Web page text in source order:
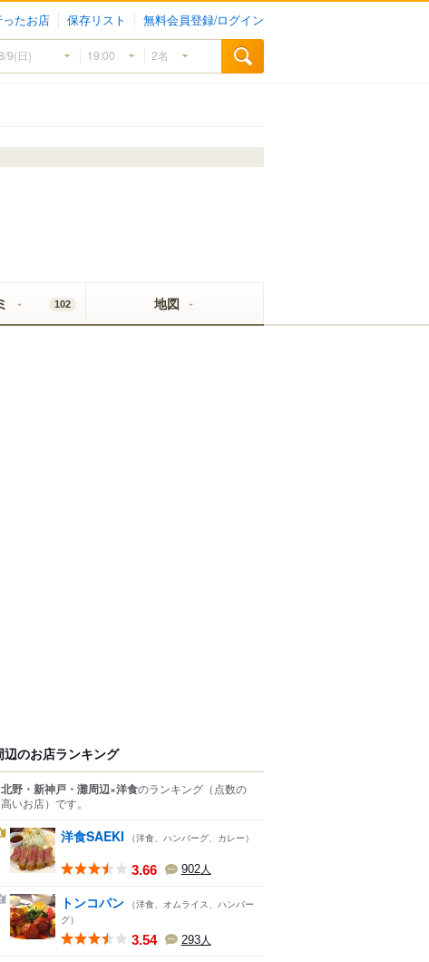
ったお店 保存リスト 無料会員登録/ログイン
102 地図
辺のお店ランキング
北野・新神戸・灘周辺×洋食のランキング （点数の
高いお店） です。
洋食SAEKI （洋食、ハンバーグ、カレー）
3.66 902人
トンコパン （洋食、オムライス、ハンバー
グ）
3.54 293人